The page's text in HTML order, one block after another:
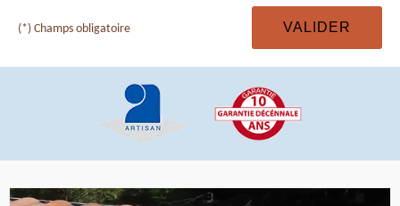
(*) Champs obligatoire